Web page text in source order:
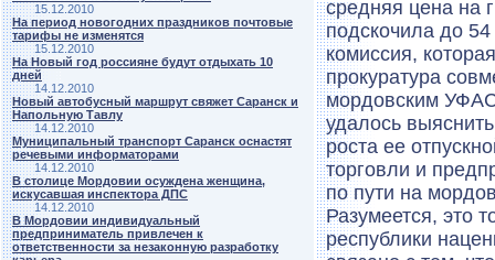
15.12.2010
На период новогодних праздников почтовые
тарифы не изменятся
15.12.2010
На Новый год россияне будут отдыхать 10
дней
14.12.2010
Новый автобусный маршрут свяжет Саранск и
Напольную Тавлу
14.12.2010
Муниципальный транспорт Саранск оснастят
речевыми информаторами
14.12.2010
В столице Мордовии осуждена женщина,
искусавшая инспектора ДПС
14.12.2010
В Мордовии индивидуальный
предприниматель привлечен к
ответственности за незаконную разработку
средняя цена на
подскочила до
комиссия,
прокуратура
мордовским УФАС
удалось
роста ее
торговли и
по пути на
Разумеется, это
республики